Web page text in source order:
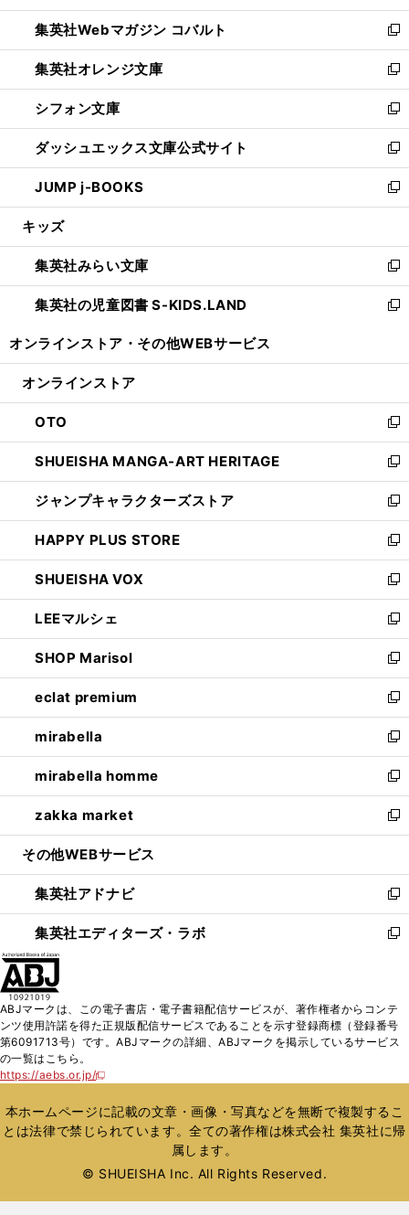
開
く
ウ
で
開
く
ン
ド
ウ
で
開
く
ウ
ィ
ン
ド
ウ
で
開
く
集英社Webマガジン コバルト
新
し
い
ウ
ィ
ン
ド
ウ
で
開
集英社オレンジ文庫
新
し
い
ウ
ィ
ン
ド
ウ
開
く
シフォン文庫
新
し
い
ウ
ィ
ン
ウ
で
開
く
ダッシュエックス文庫公式サイト
新
し
い
ウ
ン
ド
ウ
で
JUMP j-BOOKS
新
し
ウ
ィ
ン
ド
開
キッズ
集英社みらい文庫
新
し
い
ン
ウ
で
開
く
集英社の児童図書 S-KIDS.LAND
新
ウ
ン
ド
ウ
で
開
く
オンラインストア・ その他WEBサービス
オンラインストア
OTO
新
し
い
ウ
ィ
ン
ド
ウ
で
開
く
SHUEISHA MANGA-ART HERITAGE
新
し
い
ウ
ィ
ン
ド
ウ
で
開
く
ジャンプキャラクターズストア
新
し
い
ウ
ィ
ン
ド
ウ
で
開
く
HAPPY PLUS STORE
新
し
い
ウ
ィ
ン
ド
ウ
で
開
く
SHUEISHA VOX
新
し
い
ウ
ィ
ン
ド
ウ
で
開
く
LEEマルシェ
新
し
い
ウ
ィ
ン
ド
ウ
で
開
く
SHOP Marisol
新
し
い
ウ
ィ
ン
ド
ウ
で
開
eclat premium
新
し
い
ウ
ィ
ン
ド
ウ
開
く
mirabella
新
し
い
ウ
ィ
ン
ウ
で
開
く
mirabella homme
新
し
い
ウ
ン
ド
ウ
で
zakka market
新
し
ウ
ィ
ン
ド
く
その他WEBサービス
集英社アドナビ
新
し
い
ド
ウ
で
集英社エディターズ・ラボ
新
ィ
ン
ド
開
く
ABJマークは、この電子書店・電子書籍配信サービスが、著作権者からコンテ
ンツ使用許諾を得た正規版配信サービスであることを示す登録商標（登録番号
第6091713号）です。ABJマークの詳細、ABJマークを掲示しているサービス
の一覧はこちら。
https://aebs.or.jp/
新
い
ウ
ィ
ウ
本ホームページに記載の文章・画像・写真などを無断で複製するこ
とは法律で禁じられています。全ての著作権は株式会社 集英社に帰
属します。
© SHUEISHA Inc. All Rights Reserved.